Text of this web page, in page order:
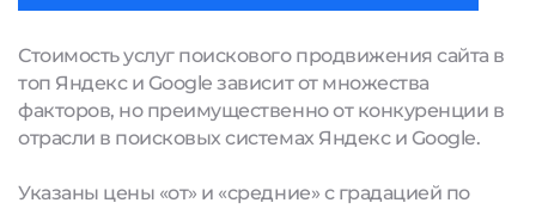
Стоимость услуг поискового продвижения сайта в
топ Яндекс и Google зависит от множества
факторов, но преимущественно от конкуренции в
отрасли в поисковых системах Яндекс и Google.
Указаны цены «от» и «средние» с градацией по